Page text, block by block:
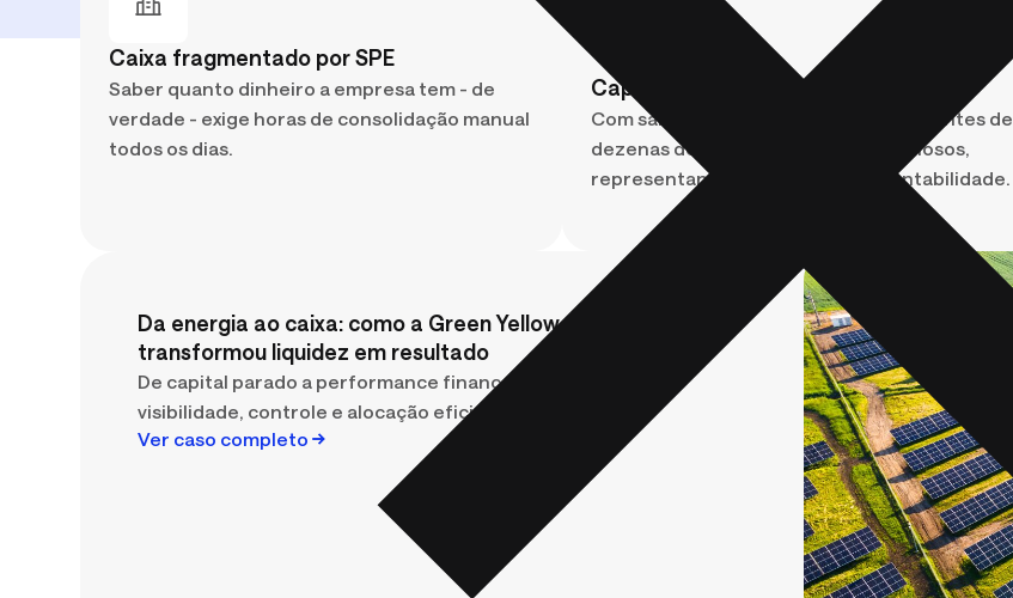
Caixa fragmentado por SPE
Saber quanto dinheiro a empresa tem - de
verdade - exige horas de consolidação manual
todos os dias.
Capital parado, sem rendimento
Com saldos dispersos em contas correntes de
dezenas de SPEs, recursos ficam ociosos,
representando perda direta de rentabilidade.
Da energia ao caixa: como a Green Yellow
transformou liquidez em resultado
De capital parado a performance financeira:
visibilidade, controle e alocação eficiente em escala
Ver caso completo